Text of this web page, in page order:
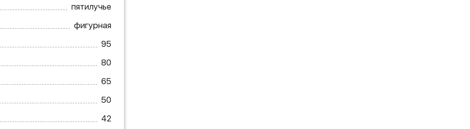
пятилучье
фигурная
95
80
65
50
42